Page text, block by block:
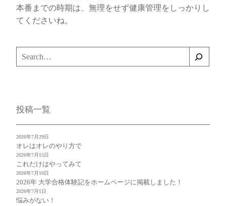
本番までの時期は、無理をせず健康管理をしっかりし
てくださいね。
検
索
投稿一覧
オレはオレのやり方で
2026年7月29日
これだけはやってみて
2026年7月15日
2026年 大学合格体験記をホームページに掲載しました！
2026年7月10日
悩みがない！
2026年7月1日